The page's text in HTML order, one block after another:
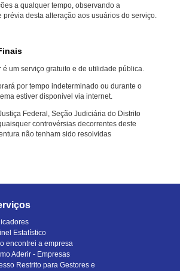
a qualquer tempo, observando a
prévia desta alteração aos usuários do serviço.
é um serviço gratuito e de utilidade pública.
por tempo indeterminado ou durante o
estiver disponível via internet.
Federal, Seção Judiciária do Distrito
controvérsias decorrentes deste
não tenham sido resolvidas
Estatístico
encontrei a empresa
Aderir - Empresas
Restrito para Gestores e